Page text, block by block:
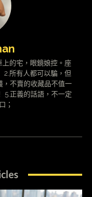
的宅，眼鏡娘控。座
2.所有人都可以騙，但
，不賣的收藏品不值一
5.正義的話語，不一定
；